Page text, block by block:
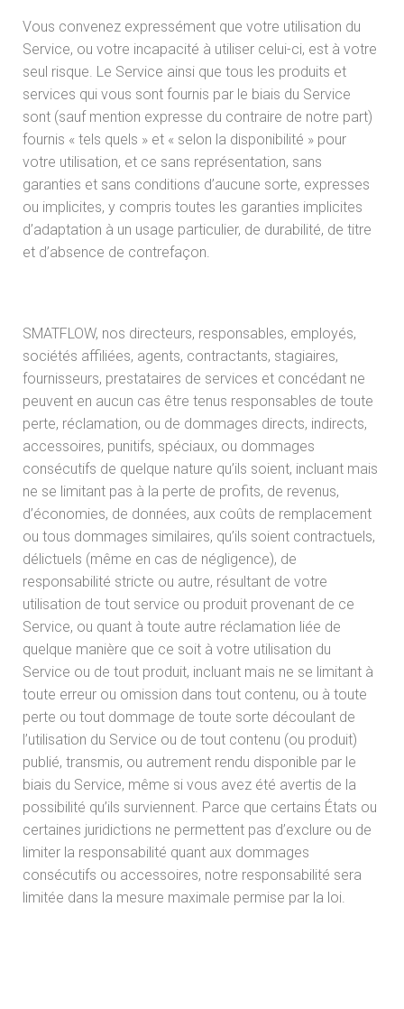
Vous convenez expressément que votre utilisation du
Service, ou votre incapacité à utiliser celui-ci, est à votre
seul risque. Le Service ainsi que tous les produits et
services qui vous sont fournis par le biais du Service
sont (sauf mention expresse du contraire de notre part)
fournis « tels quels » et « selon la disponibilité » pour
votre utilisation, et ce sans représentation, sans
garanties et sans conditions d’aucune sorte, expresses
ou implicites, y compris toutes les garanties implicites
d’adaptation à un usage particulier, de durabilité, de titre
et d’absence de contrefaçon.
SMATFLOW, nos directeurs, responsables, employés,
sociétés affiliées, agents, contractants, stagiaires,
fournisseurs, prestataires de services et concédant ne
peuvent en aucun cas être tenus responsables de toute
perte, réclamation, ou de dommages directs, indirects,
accessoires, punitifs, spéciaux, ou dommages
consécutifs de quelque nature qu’ils soient, incluant mais
ne se limitant pas à la perte de profits, de revenus,
d’économies, de données, aux coûts de remplacement
ou tous dommages similaires, qu’ils soient contractuels,
délictuels (même en cas de négligence), de
responsabilité stricte ou autre, résultant de votre
utilisation de tout service ou produit provenant de ce
Service, ou quant à toute autre réclamation liée de
quelque manière que ce soit à votre utilisation du
Service ou de tout produit, incluant mais ne se limitant à
toute erreur ou omission dans tout contenu, ou à toute
perte ou tout dommage de toute sorte découlant de
l’utilisation du Service ou de tout contenu (ou produit)
publié, transmis, ou autrement rendu disponible par le
biais du Service, même si vous avez été avertis de la
possibilité qu’ils surviennent. Parce que certains États ou
certaines juridictions ne permettent pas d’exclure ou de
limiter la responsabilité quant aux dommages
consécutifs ou accessoires, notre responsabilité sera
limitée dans la mesure maximale permise par la loi.